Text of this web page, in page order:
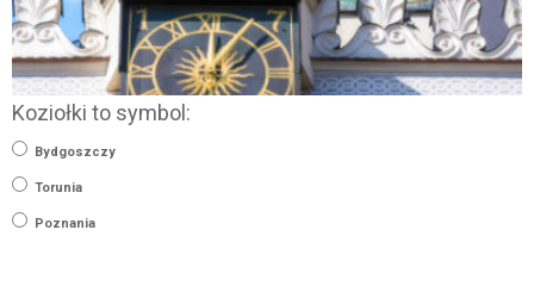
Koziołki to symbol:
Bydgoszczy
Torunia
Poznania